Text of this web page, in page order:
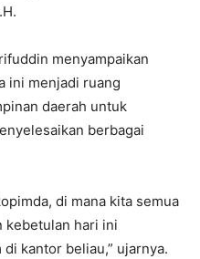
menyampaikan
ini menjadi ruang
daerah untuk
berbagai
di mana kita semua
kebetulan hari ini
kantor beliau,” ujarnya.